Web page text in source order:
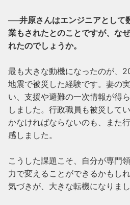
──井原さんはエンジニアとして
業もされたとのことですが、な
れたのでしょうか。
最も大きな動機になったのが、
地震で被災した経験です。妻の
い、支援や避難の一次情報が得
しました。行政職員も被災して
かなければならないのも、また
感しました。
こうした課題こそ、自分が専門
力で変えることができるかもし
気づきが、大きな転機になりまし